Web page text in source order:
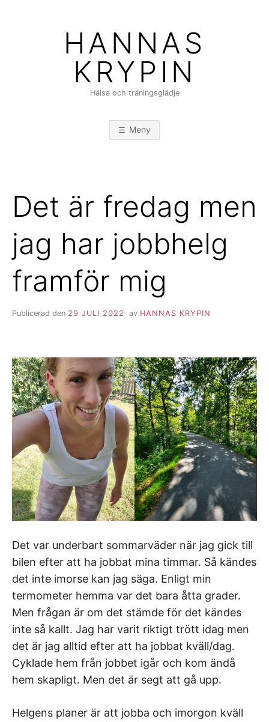
HANNAS
KRYPIN
Hälsa och träningsglädje
Meny
Det är fredag men
jag har jobbhelg
framför mig
Publicerad den 29 JULI 2022 av HANNAS KRYPIN
Det var underbart sommarväder när jag gick till
bilen efter att ha jobbat mina timmar. Så kändes
det inte imorse kan jag säga. Enligt min
termometer hemma var det bara åtta grader.
Men frågan är om det stämde för det kändes
inte så kallt. Jag har varit riktigt trött idag men
det är jag alltid efter att ha jobbat kväll/dag.
Cyklade hem från jobbet igår och kom ändå
hem skapligt. Men det är segt att gå upp.
Helgens planer är att jobba och imorgon kväll